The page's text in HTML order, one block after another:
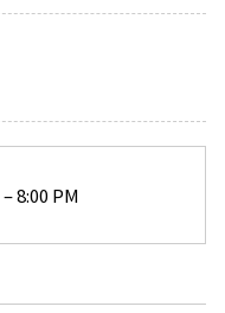
–8:00 PM